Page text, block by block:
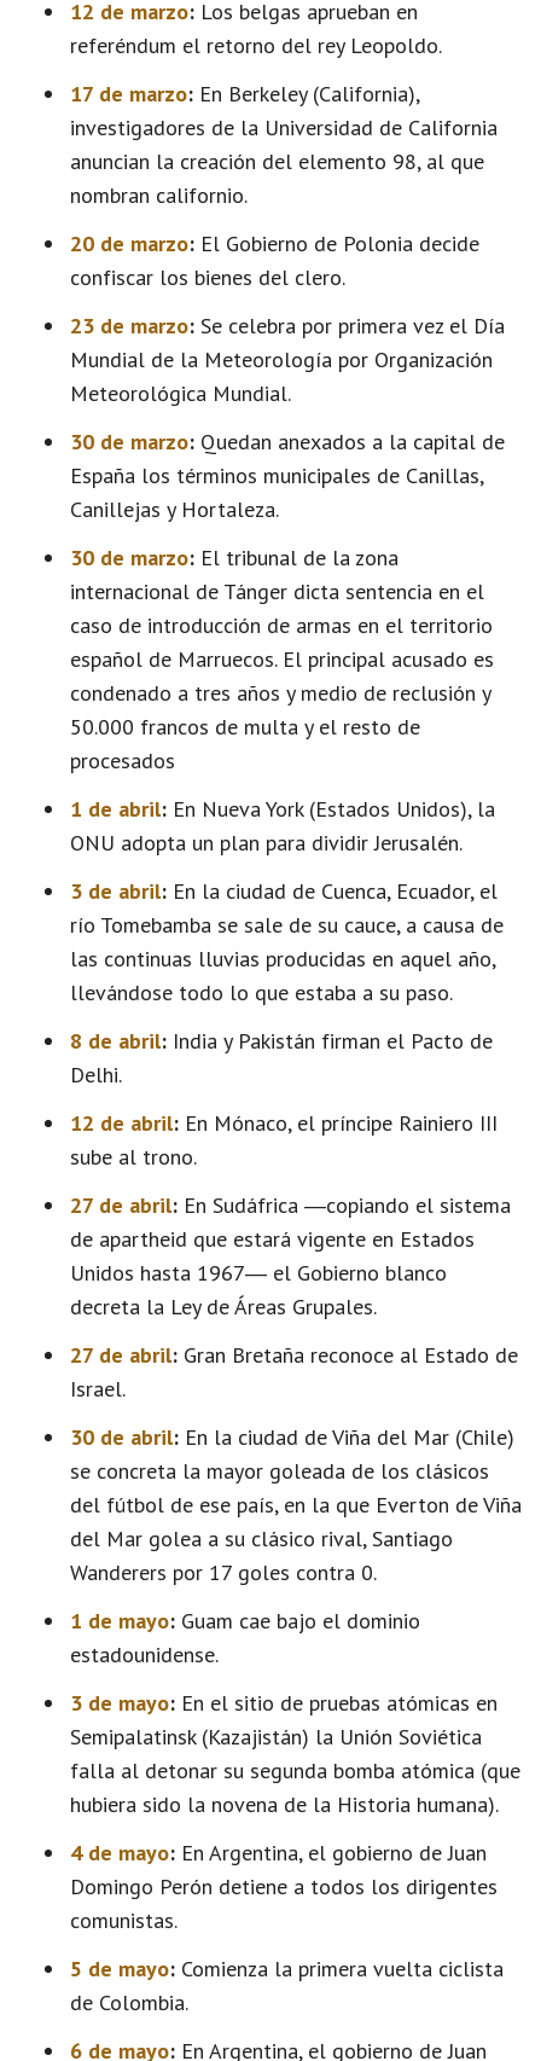
12 de marzo: Los belgas aprueban en
referéndum el retorno del rey Leopoldo.
17 de marzo: En Berkeley (California),
investigadores de la Universidad de California
anuncian la creación del elemento 98, al que
nombran californio.
20 de marzo: El Gobierno de Polonia decide
confiscar los bienes del clero.
23 de marzo: Se celebra por primera vez el Día
Mundial de la Meteorología por Organización
Meteorológica Mundial.
30 de marzo: Quedan anexados a la capital de
España los términos municipales de Canillas,
Canillejas y Hortaleza.
30 de marzo: El tribunal de la zona
internacional de Tánger dicta sentencia en el
caso de introducción de armas en el territorio
español de Marruecos. El principal acusado es
condenado a tres años y medio de reclusión y
50.000 francos de multa y el resto de
procesados
1 de abril: En Nueva York (Estados Unidos), la
ONU adopta un plan para dividir Jerusalén.
3 de abril: En la ciudad de Cuenca, Ecuador, el
río Tomebamba se sale de su cauce, a causa de
las continuas lluvias producidas en aquel año,
llevándose todo lo que estaba a su paso.
8 de abril: India y Pakistán firman el Pacto de
Delhi.
12 de abril: En Mónaco, el príncipe Rainiero III
sube al trono.
27 de abril: En Sudáfrica ―copiando el sistema
de apartheid que estará vigente en Estados
Unidos hasta 1967― el Gobierno blanco
decreta la Ley de Áreas Grupales.
27 de abril: Gran Bretaña reconoce al Estado de
Israel.
30 de abril: En la ciudad de Viña del Mar (Chile)
se concreta la mayor goleada de los clásicos
del fútbol de ese país, en la que Everton de Viña
del Mar golea a su clásico rival, Santiago
Wanderers por 17 goles contra 0.
1 de mayo: Guam cae bajo el dominio
estadounidense.
3 de mayo: En el sitio de pruebas atómicas en
Semipalatinsk (Kazajistán) la Unión Soviética
falla al detonar su segunda bomba atómica (que
hubiera sido la novena de la Historia humana).
4 de mayo: En Argentina, el gobierno de Juan
Domingo Perón detiene a todos los dirigentes
comunistas.
5 de mayo: Comienza la primera vuelta ciclista
de Colombia.
6 de mayo: En Argentina, el gobierno de Juan